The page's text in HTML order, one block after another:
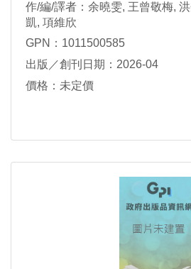
作/編/譯者：余曉雯, 王曾敬梅,
凱, 項維欣
GPN：1011500585
出版／創刊日期：2026-04
價格：未定價